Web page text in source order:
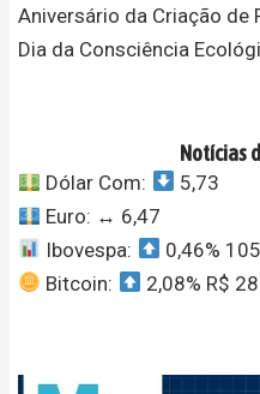
Aniversário da Criação de
Dia da Consciência
Notícias
Dólar Com:
5,73
Euro: ↔️ 6,47
Ibovespa:
0,46%
Bitcoin:
2,08% R$